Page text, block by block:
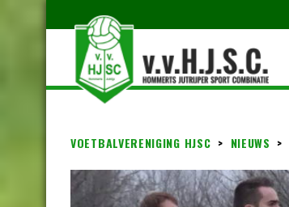
VOETBALVERENIGING HJSC > NIEUWS >